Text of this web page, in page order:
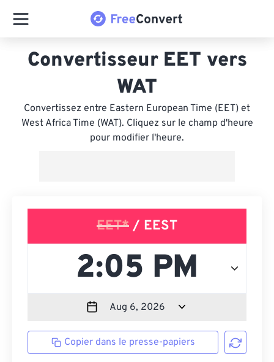
Convertisseur EET vers
WAT
Convertissez entre Eastern European Time (EET) et
West Africa Time (WAT). Cliquez sur le champ d'heure
pour modifier l'heure.
EET* / EEST
Copier dans le presse-papiers